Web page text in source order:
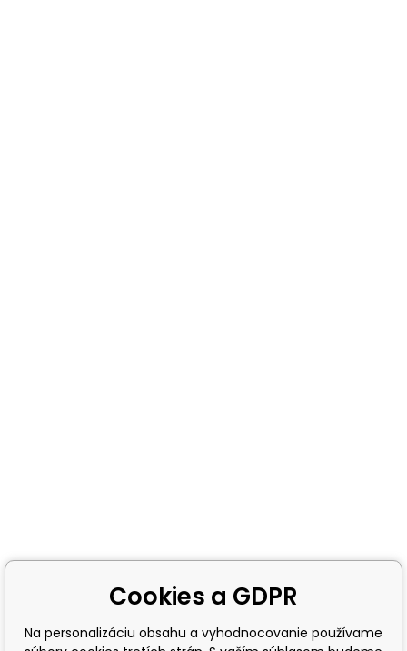
Cookies a GDPR
Na personalizáciu obsahu a vyhodnocovanie používame